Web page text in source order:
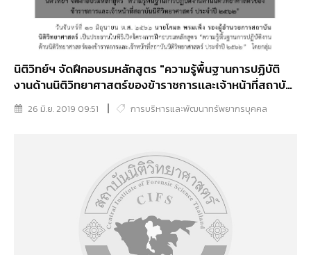
นิติวิทย์ฯ จัดฝึกอบรมหลักสูตร "ความรู้พื้นฐานการปฏิบัติ
งานด้านนิติวิทยาศาสตร์ของข้าราชการเเละเจ้าหน้าที่สถาบัน
นิติวิทยาศาสตร์ ประจำปี ๒๕๖๒"
26 มิ.ย. 2019 09:51 การบริหารและพัฒนาทรัพยากรบุคคล